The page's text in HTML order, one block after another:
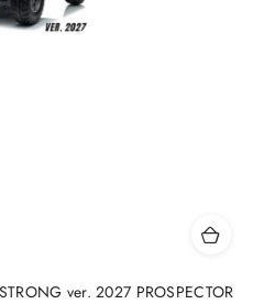
ver. 2027 PROSPECTOR